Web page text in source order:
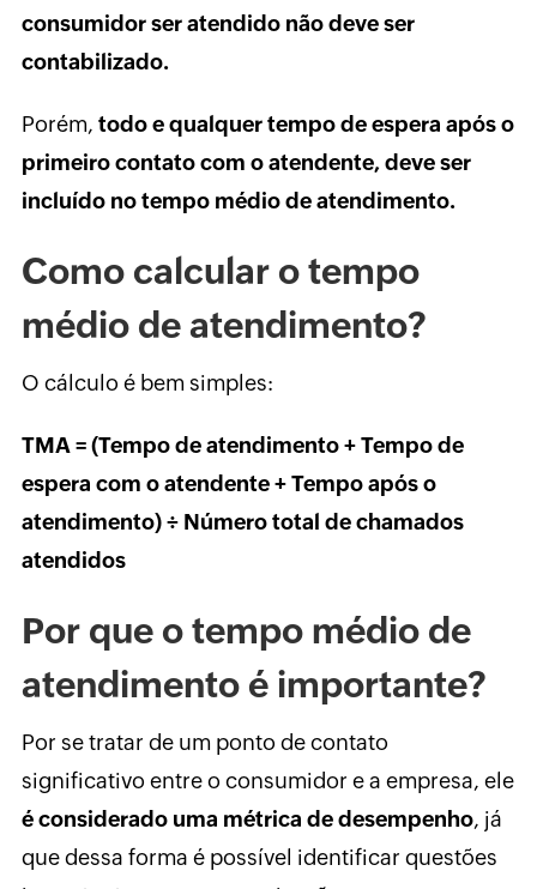
consumidor ser atendido não deve ser
contabilizado.
Porém, todo e qualquer tempo de espera após o
primeiro contato com o atendente, deve ser
incluído no tempo médio de atendimento.
Como calcular o tempo
médio de atendimento?
O cálculo é bem simples:
TMA = (Tempo de atendimento + Tempo de
espera com o atendente + Tempo após o
atendimento) ÷ Número total de chamados
atendidos
Por que o tempo médio de
atendimento é importante?
Por se tratar de um ponto de contato
significativo entre o consumidor e a empresa, ele
é considerado uma métrica de desempenho, já
que dessa forma é possível identificar questões